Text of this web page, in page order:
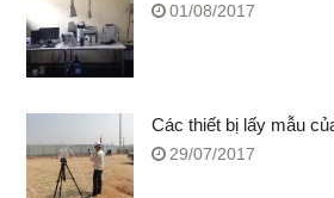
01/08/2017
Các thiết bị lấy mẫu
29/07/2017